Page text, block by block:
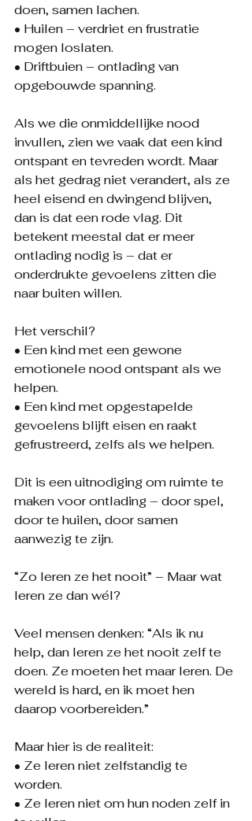
doen, samen lachen.
• Huilen – verdriet en frustratie
mogen loslaten.
• Driftbuien – ontlading van
opgebouwde spanning.
Als we die onmiddellijke nood
invullen, zien we vaak dat een kind
ontspant en tevreden wordt. Maar
als het gedrag niet verandert, als ze
heel eisend en dwingend blijven,
dan is dat een rode vlag. Dit
betekent meestal dat er meer
ontlading nodig is – dat er
onderdrukte gevoelens zitten die
naar buiten willen.
Het verschil?
• Een kind met een gewone
emotionele nood ontspant als we
helpen.
• Een kind met opgestapelde
gevoelens blijft eisen en raakt
gefrustreerd, zelfs als we helpen.
Dit is een uitnodiging om ruimte te
maken voor ontlading – door spel,
door te huilen, door samen
aanwezig te zijn.
“Zo leren ze het nooit” – Maar wat
leren ze dan wél?
Veel mensen denken: “Als ik nu
help, dan leren ze het nooit zelf te
doen. Ze moeten het maar leren. De
wereld is hard, en ik moet hen
daarop voorbereiden.”
Maar hier is de realiteit:
• Ze leren niet zelfstandig te
worden.
• Ze leren niet om hun noden zelf in